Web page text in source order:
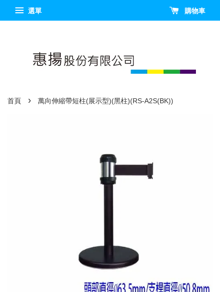
選單 購物車
首頁 › 萬向伸縮帶短柱(展示型)(黑柱)(RS-A2S(BK))